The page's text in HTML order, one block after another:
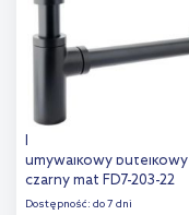
FDesign Kleome syfon
umywalkowy butelkowy
czarny mat FD7-203-22
Dostępność: do 7 dni